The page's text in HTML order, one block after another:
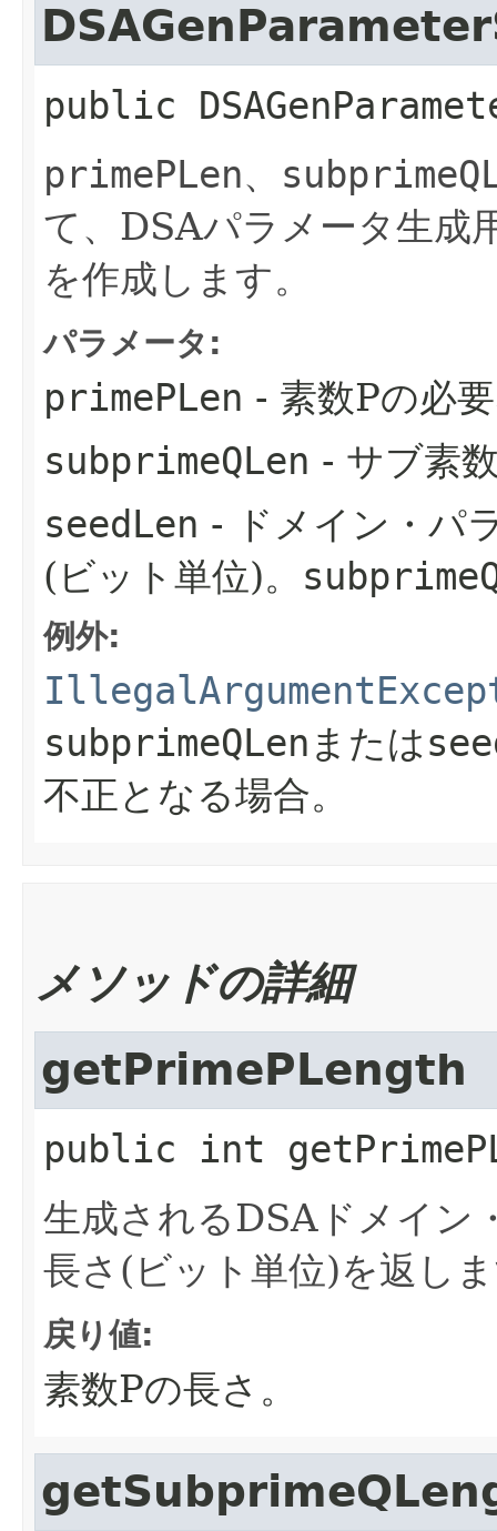
public
primePLen、
て、DSAパラメータ生成
を作成します。
パラメータ:
primePLen - 素数Pの必
subprimeQLen - サブ素
seedLen - ドメイン・パ
(ビット単位)。
例外:
subprimeQLen または
不正となる場合。
メソッドの詳細
getPrimePLength
public int
生成されるDSAドメイン
長さ(ビット単位)を返し
戻り値:
素数Pの長さ。